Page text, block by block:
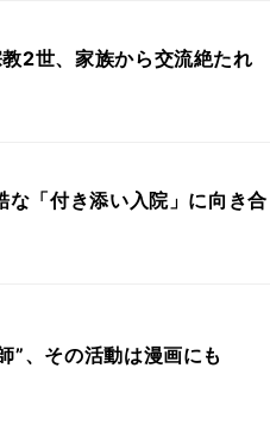
2世、家族から交流絶たれ
「付き添い入院」に向き合
”、その活動は漫画にも